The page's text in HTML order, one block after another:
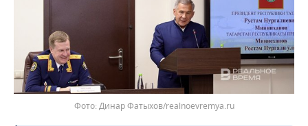
Динар Фатыхов/realnoevremya.ru